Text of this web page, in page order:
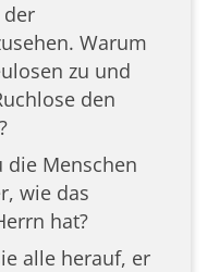
der
Warum
zu und
den
Menschen
wie das
hat?
alle herauf, er